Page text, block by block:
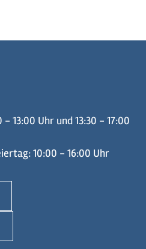
13:00 Uhr und 13:30 - 17:00
10:00 - 16:00 Uhr